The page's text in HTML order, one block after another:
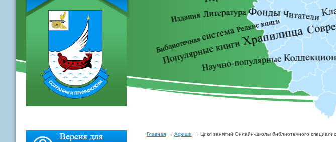
Главная Афиша Цикл занятий Онлайн-школы библиотечного